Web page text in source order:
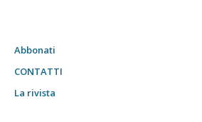
Abbonati
CONTATTI
La rivista